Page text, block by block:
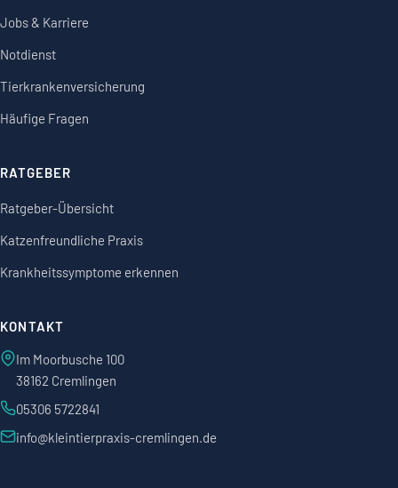
Jobs & Karriere
Notdienst
Tierkrankenversicherung
Häufige Fragen
RATGEBER
Ratgeber-Übersicht
Katzenfreundliche Praxis
Krankheitssymptome erkennen
KONTAKT
Im Moorbusche 100
38162 Cremlingen
05306 5722841
info@kleintierpraxis-cremlingen.de